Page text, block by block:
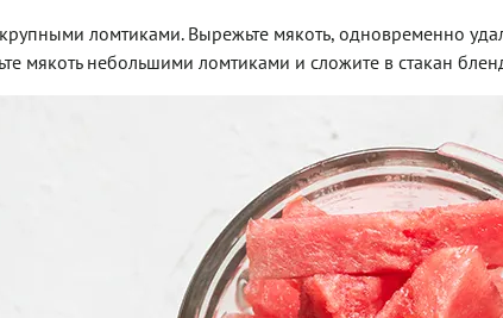
ломтиками. Вырежьте мякоть, одновременно
мякоть небольшими ломтиками и сложите в стакан